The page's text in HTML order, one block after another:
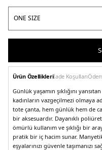
Ürün Özellikleriİade Koşulları
Günlük yaşamın şıklığını
kadınların vazgeçilmezi olmaya
tote çanta, hem günlük hem de
bir aksesuardır. Dayanıklı
ömürlü kullanım ve şıklığı bir
pratik bir iç hacim sunar.
eşyalarınızı güvenle taşımanızı